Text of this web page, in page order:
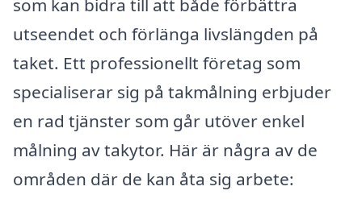
som kan bidra till att både förbättra
utseendet och förlänga livslängden på
taket. Ett professionellt företag som
specialiserar sig på takmålning erbjuder
en rad tjänster som går utöver enkel
målning av takytor. Här är några av de
områden där de kan åta sig arbete: